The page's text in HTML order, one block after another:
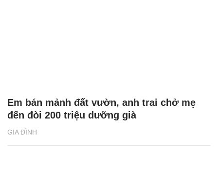
GIA ĐÌNH
Em bán mảnh đất vườn, anh trai chở mẹ
đến đòi 200 triệu dưỡng già